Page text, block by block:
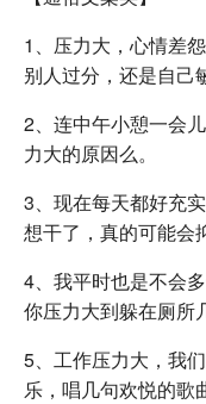
1、压力大，心情差
别人过分，还是自己
2、连中午小憩一会
力大的原因么。
3、现在每天都好充
想干了，真的可能会
4、我平时也是不会
你压力大到躲在厕所
5、工作压力大，我
乐，唱几句欢悦的歌